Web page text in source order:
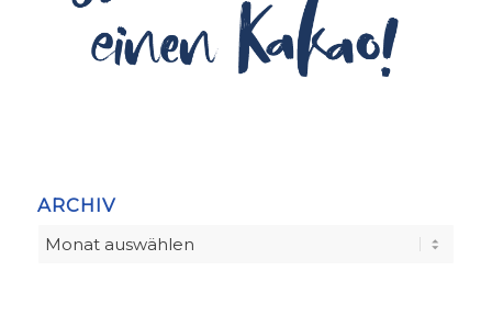
ARCHIV